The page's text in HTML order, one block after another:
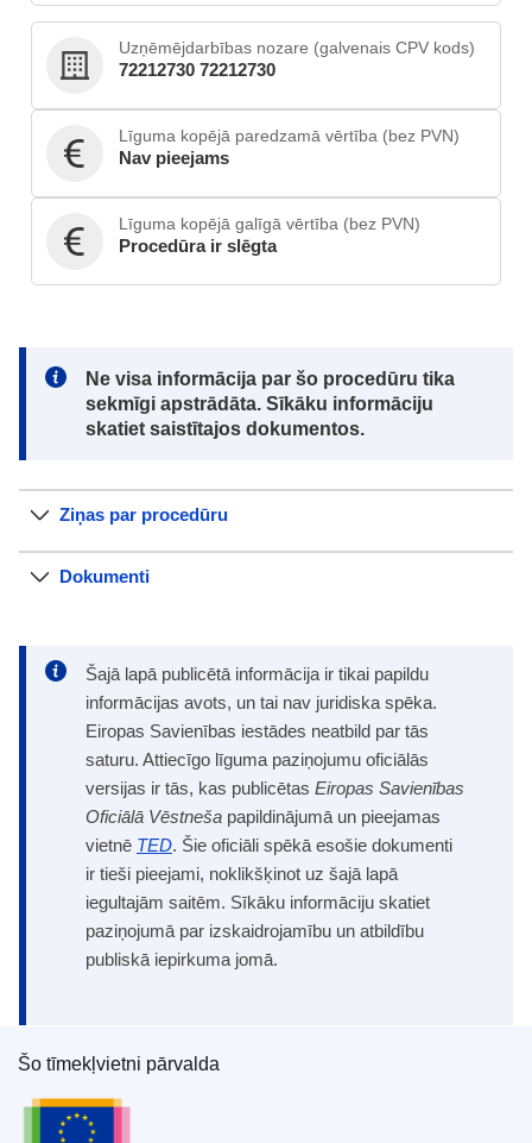
Uzņēmējdarbības nozare (galvenais CPV kods)
72212730 72212730
Līguma kopējā paredzamā vērtība (bez PVN)
Nav pieejams
Līguma kopējā galīgā vērtība (bez PVN)
Procedūra ir slēgta
Note:
Ne visa informācija par šo procedūru tika
sekmīgi apstrādāta. Sīkāku informāciju
skatiet saistītajos dokumentos.
Ziņas par procedūru
Dokumenti
Šajā lapā publicētā informācija ir tikai papildu
informācijas avots, un tai nav juridiska spēka.
Eiropas Savienības iestādes neatbild par tās
saturu. Attiecīgo līguma paziņojumu oficiālās
versijas ir tās, kas publicētas Eiropas Savienības
Oficiālā Vēstneša papildinājumā un pieejamas
vietnē TED. Šie oficiāli spēkā esošie dokumenti
ir tieši pieejami, noklikšķinot uz šajā lapā
iegultajām saitēm. Sīkāku informāciju skatiet
paziņojumā par izskaidrojamību un atbildību
publiskā iepirkuma jomā.
Eiropas Savienības Publikāciju birojs
Šo tīmekļvietni pārvalda